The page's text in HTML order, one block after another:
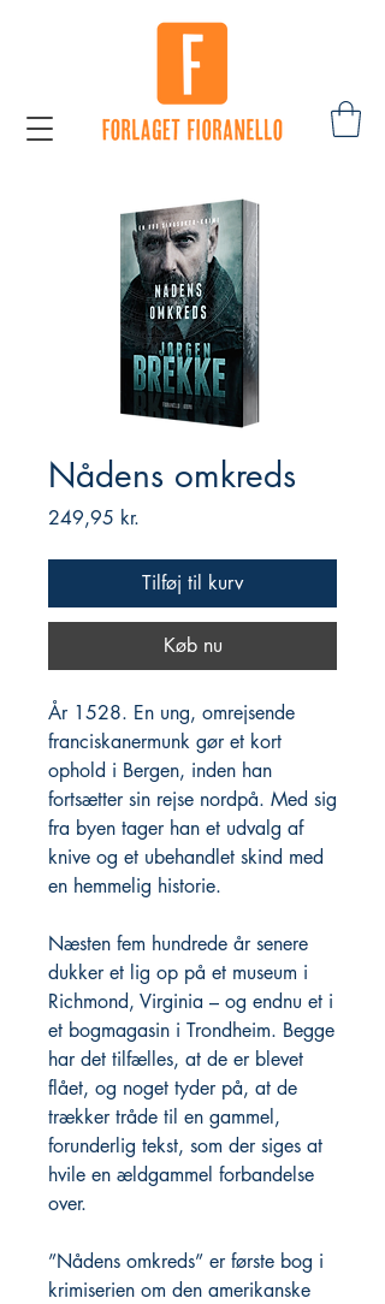
Nådens omkreds
249,95 kr.
Tilføj til kurv
Køb nu
År 1528. En ung, omrejsende
franciskanermunk gør et kort
ophold i Bergen, inden han
fortsætter sin rejse nordpå. Med sig
fra byen tager han et udvalg af
knive og et ubehandlet skind med
en hemmelig historie.
Næsten fem hundrede år senere
dukker et lig op på et museum i
Richmond, Virginia – og endnu et i
et bogmagasin i Trondheim. Begge
har det tilfælles, at de er blevet
flået, og noget tyder på, at de
trækker tråde til en gammel,
forunderlig tekst, som der siges at
hvile en ældgammel forbandelse
over.
”Nådens omkreds” er første bog i
krimiserien om den amerikanske